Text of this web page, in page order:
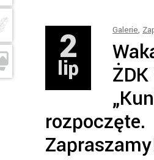
2
lip
Galerie,
rozpoczęte.